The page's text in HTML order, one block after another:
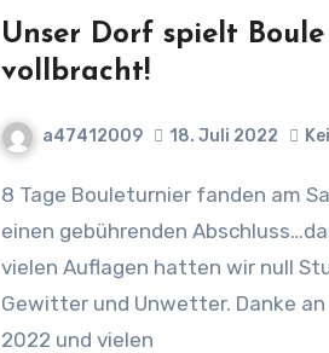
Unser Dorf spielt
vollbracht!
a47412009 18. Juli 2022
8 Tage Bouleturnier fanden am Samstag planmäßig
einen gebührenden
vielen Auflagen hatten wir null
Gewitter und Unwetter. Danke
2022 und vielen